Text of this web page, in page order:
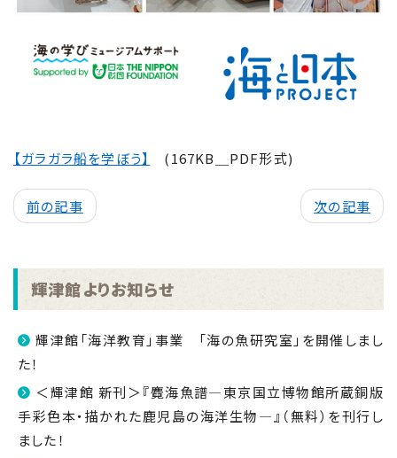
【ガラガラ船を学ぼう】 (167KB＿PDF形式)
前の記事 次の記事
輝津館よりお知らせ
輝津館「海洋教育」事業 「海の魚研究室」を開催しまし
た！
＜輝津館 新刊＞『麑海魚譜―東京国立博物館所蔵銅版
手彩色本・描かれた鹿児島の海洋生物―』（無料）を刊行し
ました！